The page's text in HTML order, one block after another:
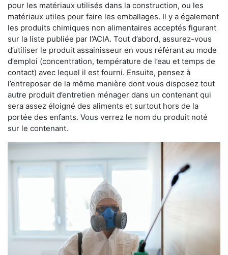
pour les matériaux utilisés dans la construction, ou les
matériaux utiles pour faire les emballages. Il y a également
les produits chimiques non alimentaires acceptés figurant
sur la liste publiée par l’ACIA. Tout d’abord, assurez-vous
d’utiliser le produit assainisseur en vous référant au mode
d’emploi (concentration, température de l’eau et temps de
contact) avec lequel il est fourni. Ensuite, pensez à
l’entreposer de la même manière dont vous disposez tout
autre produit d’entretien ménager dans un contenant qui
sera assez éloigné des aliments et surtout hors de la
portée des enfants. Vous verrez le nom du produit noté
sur le contenant.